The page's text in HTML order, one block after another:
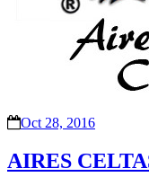
Oct 28, 2016
AIRES